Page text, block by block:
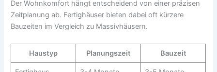
Der Wohnkomfort hängt entscheidend von einer präzisen
Zeitplanung ab. Fertighäuser bieten dabei oft kürzere
Bauzeiten im Vergleich zu Massivhäusern.
Haustyp Planungszeit Bauzeit